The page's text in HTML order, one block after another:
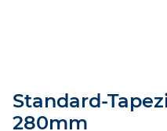
Standard-
280mm